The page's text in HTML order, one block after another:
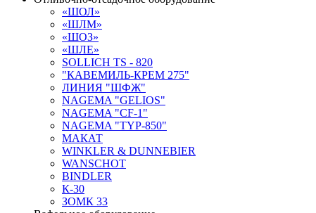
«ШОЛ»
«ШЛМ»
«ШОЗ»
«ШЛЕ»
SOLLICH TS - 820
"КАВЕМИЛЬ-КРЕМ 275"
ЛИНИЯ "ШФЖ"
NAGEMA "GELIOS"
NAGEMA "CF-1"
NAGEMA "TYP-850"
МАКАТ
WINKLER & DUNNEBIER
WANSCHOT
BINDLER
К-30
ЗОМК 33